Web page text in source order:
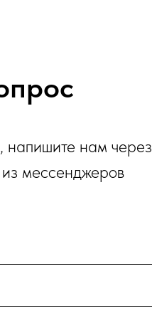
напишите нам через
мессенджеров